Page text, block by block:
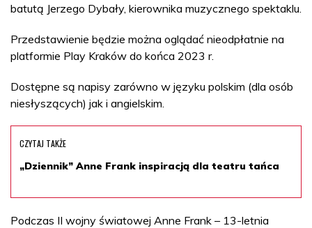
batutą Jerzego Dybały, kierownika muzycznego spektaklu.
Przedstawienie będzie można oglądać nieodpłatnie na
platformie Play Kraków do końca 2023 r.
Dostępne są napisy zarówno w języku polskim (dla osób
niesłyszących) jak i angielskim.
CZYTAJ TAKŻE
„Dziennik” Anne Frank inspiracją dla teatru tańca
Podczas II wojny światowej Anne Frank – 13-letnia